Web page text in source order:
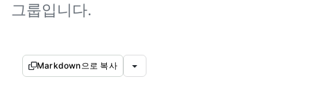
그룹입니다.
Markdown으로 복사